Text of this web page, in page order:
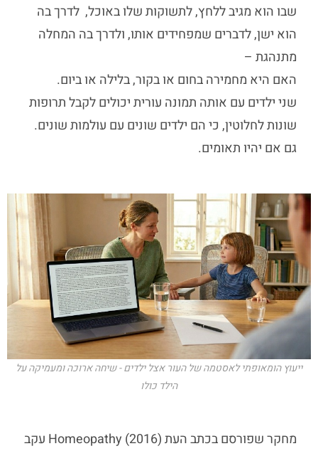
שבו הוא מגיב ללחץ, לתשוקות שלו באוכל, לדרך בה
הוא ישן, לדברים שמפחידים אותו, ולדרך בה המחלה
מתנהגת –
האם היא מחמירה בחום או בקור, בלילה או ביום.
שני ילדים עם אותה תמונה עורית יכולים לקבל תרופות
שונות לחלוטין, כי הם ילדים שונים עם עולמות שונים.
גם אם יהיו תאומים.
ייעוץ הומאופתי לאסטמה של העור אצל ילדים - שיחה ארוכה ומעמיקה על
הילד כולו
מחקר שפורסם בכתב העת Homeopathy (2016) עקב